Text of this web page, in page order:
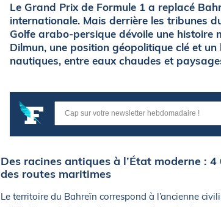
Le Grand Prix de Formule 1 a replacé
internationale. Mais derrière les tribunes
Golfe arabo-persique dévoile une histoire
Dilmun, une position géopolitique clé et
nautiques, entre eaux chaudes et
Des racines antiques à l’État moderne :
des routes maritimes
Le territoire du Bahreïn correspond à l’ancienne